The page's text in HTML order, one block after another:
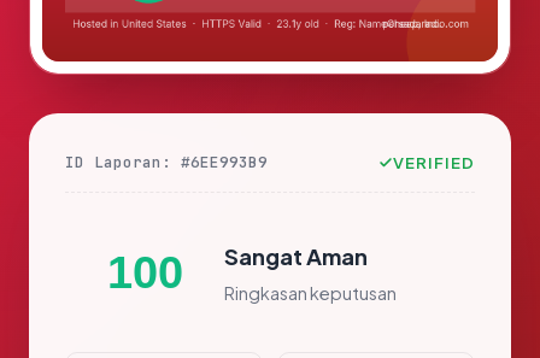
ID Laporan: #6EE993B9 VERIFIED
100 Sangat Aman
Ringkasan keputusan